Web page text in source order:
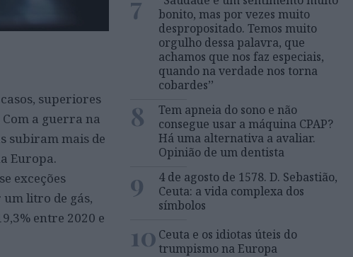
superiores
a guerra na
subiram mais de
Europa.
exceções
um litro de gás,
entre 2020 e
bonito, mas por vezes muito
despropositado. Temos muito
orgulho dessa palavra, que
achamos que nos faz especiais,
quando na verdade nos torna
cobardes’’
8
Tem apneia do sono e não
consegue usar a máquina CPAP?
Há uma alternativa a avaliar.
Opinião de um dentista
9
4 de agosto de 1578. D. Sebastião,
Ceuta: a vida complexa dos
símbolos
10 Ceuta e os idiotas úteis do
trumpismo na Europa